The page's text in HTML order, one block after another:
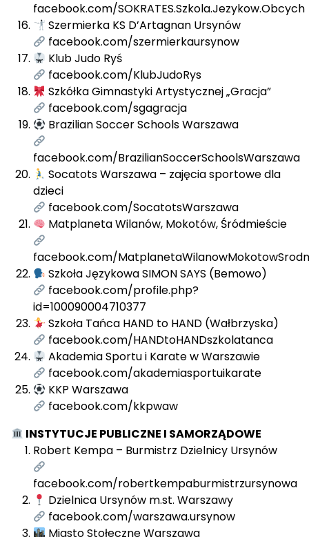
facebook.com/SOKRATES.Szkola.Jezykow.Obcych
Szermierka KS D’Artagnan Ursynów
facebook.com/szermierkaursynow
Klub Judo Ryś
facebook.com/KlubJudoRys
Szkółka Gimnastyki Artystycznej „Gracja”
facebook.com/sgagracja
Brazilian Soccer Schools Warszawa
facebook.com/BrazilianSoccerSchoolsWarszawa
Socatots Warszawa – zajęcia sportowe dla
dzieci
facebook.com/SocatotsWarszawa
Matplaneta Wilanów, Mokotów, Śródmieście
facebook.com/
Szkoła Językowa SIMON SAYS (Bemowo)
facebook.com/profile.php?
id=100090004710377
Szkoła Tańca HAND to HAND (Wałbrzyska)
facebook.com/HANDtoHANDszkolatanca
Akademia Sportu i Karate w Warszawie
facebook.com/akademiasportuikarate
KKP Warszawa
facebook.com/kkpwaw
INSTYTUCJE PUBLICZNE I SAMORZĄDOWE
Robert Kempa – Burmistrz Dzielnicy Ursynów
facebook.com/robertkempaburmistrzursynowa
Dzielnica Ursynów m.st. Warszawy
facebook.com/warszawa.ursynow
Miasto Stołeczne Warszawa